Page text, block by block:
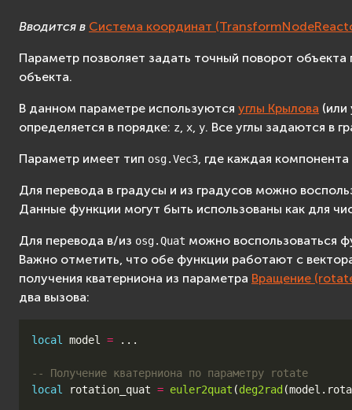
Вводится в Система координат
Параметр позволяет задать точный поворот объекта
объекта.
В данном параметре используются углы Крылова (или
определяется в порядке: z, x, y. Все углы задаются в
Параметр имеет тип osg.Vec3, где каждая
Для перевода в градусы и из градусов можно
Данные функции могут быть использованы как для
Для перевода в/из osg.Quat можно воспользоваться
Важно отметить, что обе функции работают с
получения кватерниона из параметра Вращение
два вызова:
local model = ...
-- Получение кватерниона по параметру rotate
local
rotation_quat = euler2quat (deg2rad (model .